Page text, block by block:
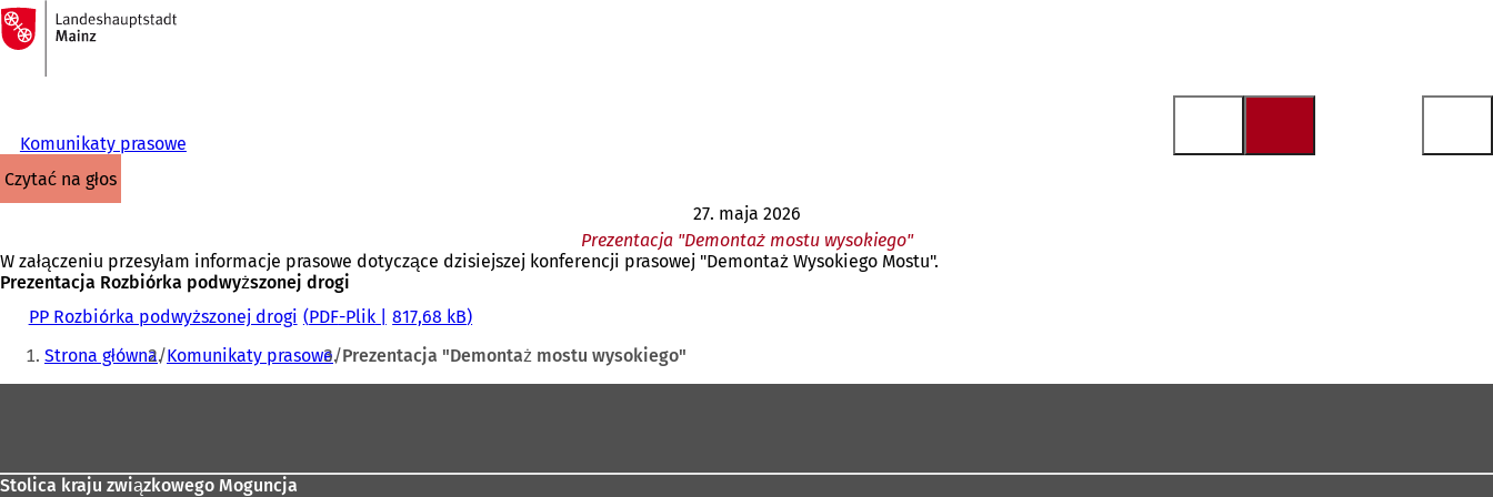
Przejdź do treści
Do
strony
głównej
Komunikaty prasowe
czytać na głos
27. maja 2026
Prezentacja "Demontaż mostu wysokiego"
W załączeniu przesyłam informacje prasowe dotyczące dzisiejszej konferencji prasowej "Demontaż Wysokiego Mostu".
Prezentacja Rozbiórka podwyższonej drogi
PP Rozbiórka podwyższonej drogi
PDF-Plik 817,68 kB
Jesteś
tutaj:
Strona główna Komunikaty prasowe Prezentacja "Demontaż mostu wysokiego"
Stolica kraju związkowego Moguncja